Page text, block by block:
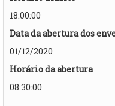
18:00:00
Data da abertura dos
01/12/2020
Horário da abertura
08:30:00